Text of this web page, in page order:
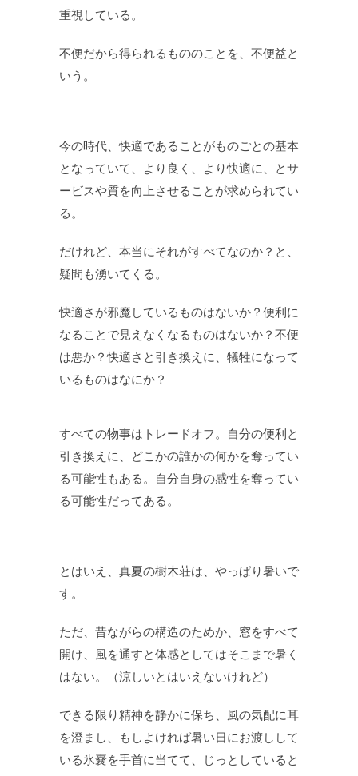
重視している。
不便だから得られるもののことを、不便益と
いう。
今の時代、快適であることがものごとの基本
となっていて、より良く、より快適に、とサ
ービスや質を向上させることが求められてい
る。
だけれど、本当にそれがすべてなのか？と、
疑問も湧いてくる。
快適さが邪魔しているものはないか？便利に
なることで見えなくなるものはないか？不便
は悪か？快適さと引き換えに、犠牲になって
いるものはなにか？
すべての物事はトレードオフ。自分の便利と
引き換えに、どこかの誰かの何かを奪ってい
る可能性もある。自分自身の感性を奪ってい
る可能性だってある。
とはいえ、真夏の樹木荘は、やっぱり暑いで
す。
ただ、昔ながらの構造のためか、窓をすべて
開け、風を通すと体感としてはそこまで暑く
はない。（涼しいとはいえないけれど）
できる限り精神を静かに保ち、風の気配に耳
を澄まし、もしよければ暑い日にお渡しして
いる氷嚢を手首に当てて、じっとしていると